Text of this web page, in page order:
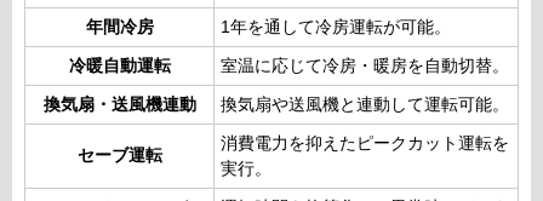
年間冷房 1年を通して冷房運転が可能。
冷暖自動運転 室温に応じて冷房・暖房を自動切替。
換気扇・送風機連動 換気扇や送風機と連動して運転可能。
セーブ運転
消費電力を抑えたピークカット運転を
実行。